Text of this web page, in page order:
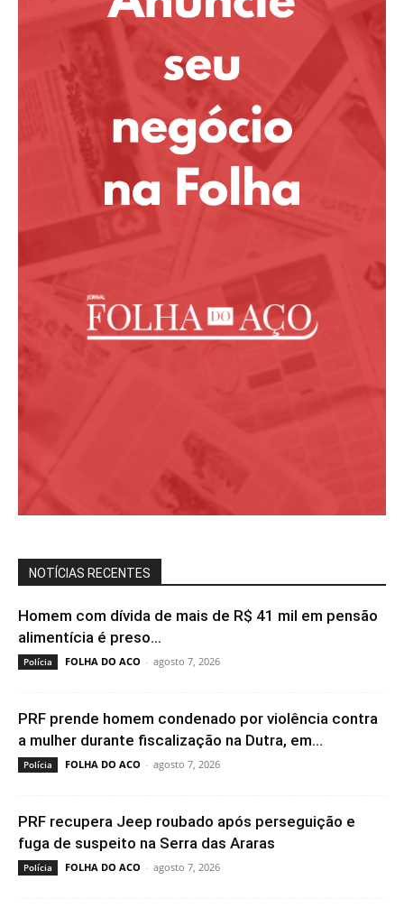
NOTÍCIAS RECENTES
Homem com dívida de mais de R$ 41 mil em pensão
alimentícia é preso...
Polícia FOLHA DO ACO - agosto 7, 2026
PRF prende homem condenado por violência contra
a mulher durante fiscalização na Dutra, em...
Polícia FOLHA DO ACO - agosto 7, 2026
PRF recupera Jeep roubado após perseguição e
fuga de suspeito na Serra das Araras
Polícia FOLHA DO ACO - agosto 7, 2026